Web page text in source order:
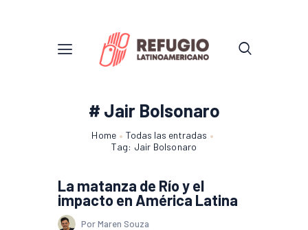
# Jair Bolsonaro
Home
Todas las entradas
Tag: Jair Bolsonaro
La matanza de Río y el
impacto en América Latina
Por Maren Souza